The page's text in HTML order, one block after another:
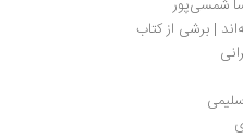
از کتاب